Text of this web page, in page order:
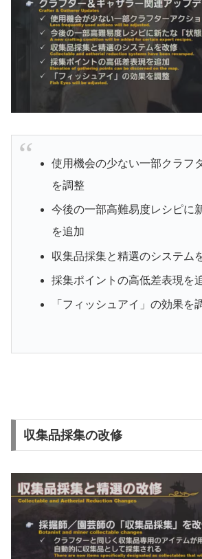
使用機会の少ない一部クラフ
を調整
今後の一部高難易度レシピに
を追加
収集品採集と精選のシステム
採集ポイントの高低差表現を
「フィッシュアイ」の効果を
収集品採集の改修